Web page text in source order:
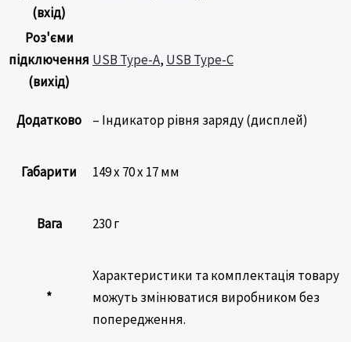
(вхід)
Роз'єми
підключення
(вихід)
USB Type-A, USB Type-C
Додатково – Індикатор рівня заряду (дисплей)
Габарити 149 x 70 x 17 мм
Вага 230 г
*
Характеристики та комплектація товару
можуть змінюватися виробником без
попередження.